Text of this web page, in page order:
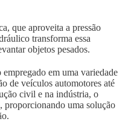
que aproveita a pressão
transforma essa
objetos pesados.
em uma variedade
de veículos automotores até
civil e na indústria, o
proporcionando uma solução